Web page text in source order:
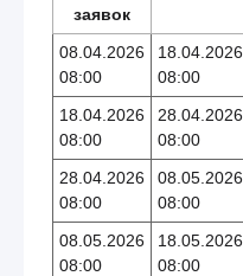
заявок
08.04.2026
08:00
18.04.2026
08:00
18.04.2026
08:00
28.04.2026
08:00
28.04.2026
08:00
08.05.2026
08:00
08.05.2026
08:00
18.05.2026
08:00